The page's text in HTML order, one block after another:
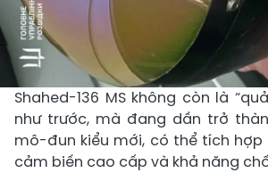
Shahed-136 MS không còn là
như trước, mà đang dần trở
mô-đun kiểu mới, có thể tích
cảm biến cao cấp và khả năng